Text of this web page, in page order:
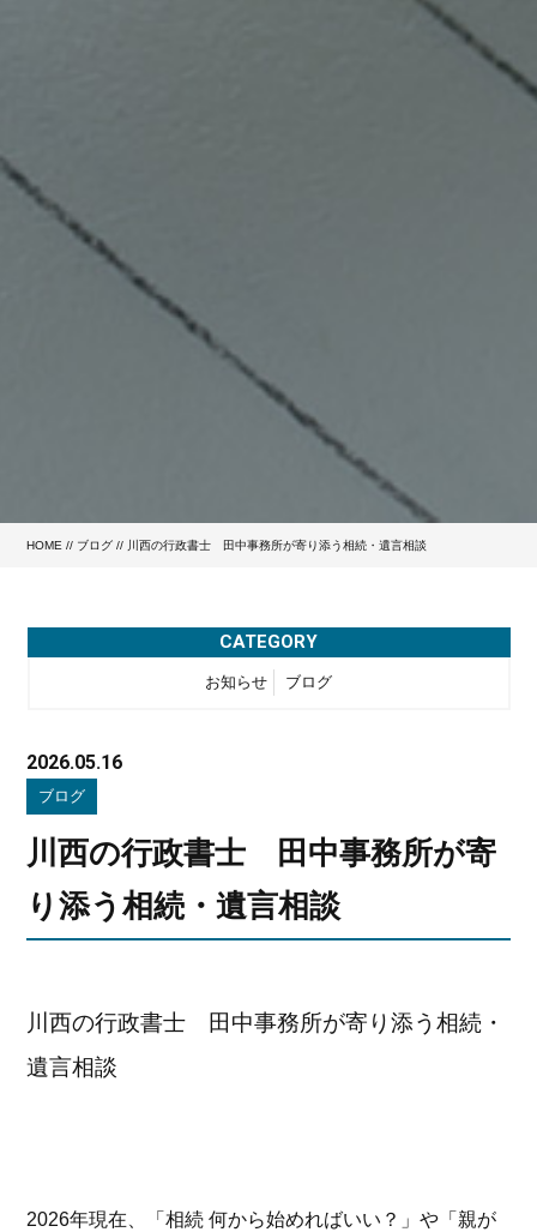
HOME // ブログ // 川西の行政書士 田中事務所が寄り添う相続・遺言相談
CATEGORY
お知らせ ブログ
2026.05.16
ブログ
川西の行政書士 田中事務所が寄
り添う相続・遺言相談
川西の行政書士 田中事務所が寄り添う相続・
遺言相談
2026年現在、「相続 何から始めればいい？」や「親が